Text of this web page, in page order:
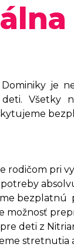
je
Všetky
rodičom pri
bezplatnú
možnosť
deti z
stretnutia